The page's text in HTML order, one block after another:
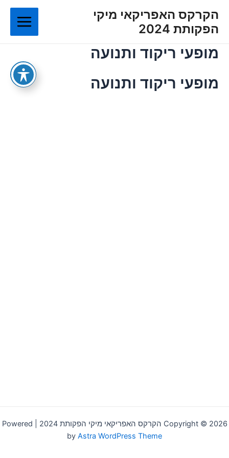
לתוכןהקרקס האפריקאי מיקי
הפקותת 2024
Main
Menu
מופעי ריקוד ותנועה
מופעי ריקוד ותנועה
Copyright © 2026 הקרקס האפריקאי מיקי הפקותת 2024 | Powered
by Astra WordPress Theme